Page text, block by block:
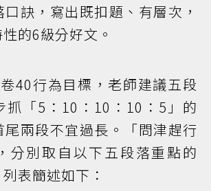
訣，寫出既扣題、有層次，
的6級分好文。
40行為目標，老師建議五段
抓「5：10：10：10：5」的
兩段不宜過長。「問津趕行
分別取自以下五段落重點的
列表簡述如下：